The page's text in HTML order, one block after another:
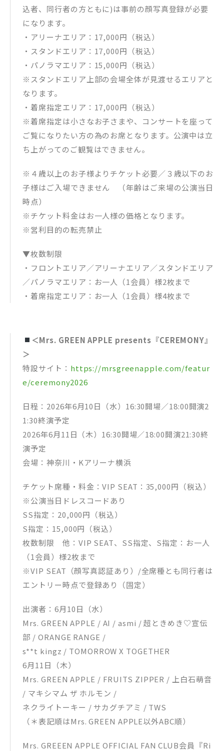
▼MGA MAGICAL 10 YEARS DOCUMENTARY FILM ～THE ORIG
Mrs. GREEN APPLE初のドキュメンタリー映画。主題歌「Vari
ety」を書き下ろし、2025年７月26日(土)・27日(日)に開催し
SARY LIVE 〜FJORD〜」で初めて観客に届けるまでの300日間
に密着、日本の音楽シーンを牽引する彼らがこれまで見せるこ
とのなかった素顔や裏側を存分に知ることができるもの。映画
本編内には収めることができなかった、本邦初公開、計45分
の完全未公開映像も収録。
▼チェーン別オリジナル特典
初回限定盤【2Blu-ray + GOODS】/【4DVD + GOODS】
MGA MAGICAL 10 YEARS COMPLETE FILM BOX “FJORD” & “T
HE ORIGIN”
・UNIVERSAL MUSIC STORE／Mrs. GREEN APPLE OFFICIAL
・タワーレコード：クリアポーチ2種セット
・HMV：エコバッグ2種セット
・TSUTAYA：A4クリアファイル2種セット
・Amazon：ICカードステッカー2種セット
・楽天ブックス：スマホショルダー2種セット
・セブンネットショッピング：サコッシュ2種セット
・その他一般店：ポストカード2種セット
MGA MAGICAL 10 YEARS ANNIVERSARY LIVE ～FJORD～ ON
SCREEN
・UNIVERSAL MUSIC STORE／Mrs. GREEN APPLE OFFICIAL
STORE：タペストリー(FJORD ver.)
・タワーレコード：クリアポーチ(FJORD ver.)
・HMV：エコバッグ(FJORD ver.)
・セブンネットショッピング：サコッシュ(FJORD ver.)
・その他一般店：ポストカード(FJORD ver.)
通常盤【Blu-ray】/【2DVD】
MGA MAGICAL 10 YEARS DOCUMENTARY FILM ～THE ORIGIN
～
STORE：タペストリー(THE ORIGIN ver.)
・タワーレコード：クリアポーチ(THE ORIGIN ver.)
・HMV：エコバッグ(THE ORIGIN ver.)
・TSUTAYA：A4クリアファイル(THE ORIGIN ver.)
・Amazon：ICカードステッカー(THE ORIGIN ver.)
・楽天ブックス：スマホショルダー(THE ORIGIN ver.)
・セブンネットショッピング：サコッシュ(THE ORIGIN ver.)
込者、同行者の方ともに)は事前の顔写真登録が必要
になります。
・アリーナエリア：17,000円（税込）
・スタンドエリア：17,000円（税込）
・パノラマエリア：15,000円（税込）
※スタンドエリア上部の会場全体が見渡せるエリアと
なります。
・着席指定エリア：17,000円（税込）
※着席指定は小さなお子さまや、コンサートを座って
ご覧になりたい方の為のお席となります。公演中は立
ち上がってのご観覧はできません。
※４歳以上のお子様よりチケット必要／３歳以下のお
子様はご入場できません （年齢はご来場の公演当日
時点）
※チケット料金はお一人様の価格となります。
※営利目的の転売禁止
▼枚数制限
・フロントエリア／アリーナエリア／スタンドエリア
／パノラマエリア：お一人（1会員）様2枚まで
・着席指定エリア：お一人（1会員）様4枚まで
＜Mrs. GREEN APPLE presents『CEREMONY』
＞
特設サイト： https://mrsgreenapple.com/featur
e/ceremony2026
日程：2026年6⽉10⽇（水）16:30開場／18:00開演2
1:30終演予定
2026年6⽉11⽇（木）16:30開場／18:00開演21:30終
演予定
会場：神奈川・Kアリーナ横浜
チケット席種・料金：VIP SEAT：35,000円（税込）
※公演当日ドレスコードあり
SS指定：20,000円（税込）
S指定：15,000円（税込）
枚数制限 他：VIP SEAT、SS指定、S指定：お⼀⼈
（1会員）様2枚まで
※VIP SEAT（顔写真認証あり）/全席種とも同⾏者は
エントリー時点で登録あり（固定）
出演者：6⽉10⽇（水）
Mrs. GREEN APPLE / AI / asmi / 超ときめき♡宣伝
部 / ORANGE RANGE /
s**t kingz / TOMORROW X TOGETHER
6⽉11⽇（木）
Mrs. GREEN APPLE / FRUITS ZIPPER / 上⽩⽯萌⾳
/ マキシマム ザ ホルモン /
ネクライトーキー / サカグチアミ / TWS
（＊表記順はMrs. GREEN APPLE以外ABC順）
Mrs. GREEEN APPLE OFFICIAL FAN CLUB会員『Ri